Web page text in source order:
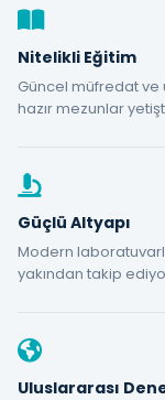
Nitelikli Eğitim
Güncel müfredat ve
hazır mezunlar
Güçlü Altyapı
Modern
yakından takip
Uluslararası